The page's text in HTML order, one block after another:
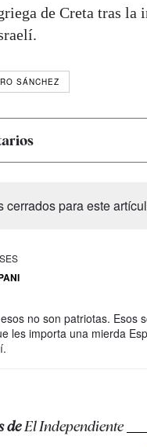
de Creta tras la
SÁNCHEZ
cerrados para este
no son patriotas. Esos
les importa una mierda
deEl Independiente